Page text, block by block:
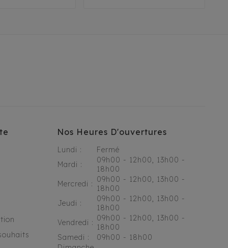
Nos Heures D'ouvertures
Lundi :
Fermé
Mardi :
09h00 - 12h00, 13h00 -
18h00
Mercredi : 09h00 - 12h00, 13h00 -
18h00
Jeudi :
09h00 - 12h00, 13h00 -
18h00
Vendredi : 09h00 - 12h00, 13h00 -
18h00
Samedi :
09h00 - 18h00